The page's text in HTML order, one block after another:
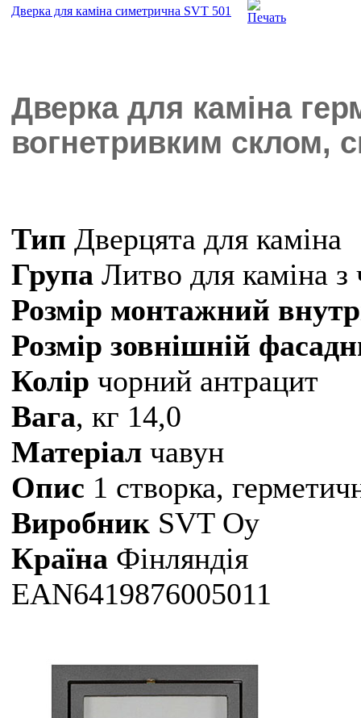
Дверка для каміна симетрична SVT 501
Дверка для каміна
вогнетривким склом,
Тип Дверцята для каміна
Група Литво для каміна з
Розмір монтажний
Розмір зовнішній
Колір чорний антрацит
Вага, кг 14,0
Матеріал чавун
Опис 1 створка,
Виробник SVT Oy
Країна Фінляндія
EAN6419876005011